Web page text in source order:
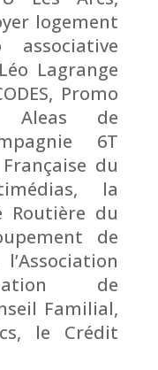
logement
Lagrange
Promo
Aleas de
6T
du
la
Routière du
de
de
Familial,
le Crédit